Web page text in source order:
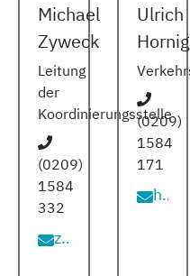
Michael
Zyweck
Leitung
der
Koordinierungsstelle
(0209)
1584
332
zyweck@vrr.de
Ulrich
Hornig
(0209)
1584
171
hornig@vrr.de